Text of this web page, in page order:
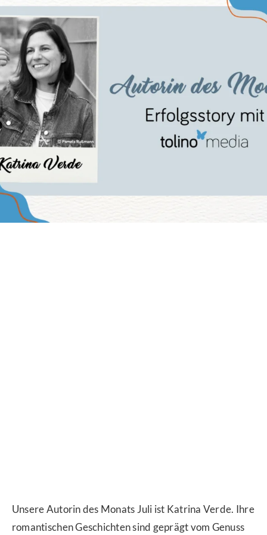
Unsere Autorin des Monats Juli ist Katrina Verde. Ihre
romantischen Geschichten sind geprägt vom Genuss